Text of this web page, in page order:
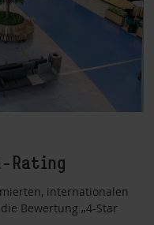
Rating
internationalen
Bewertung „4-Star